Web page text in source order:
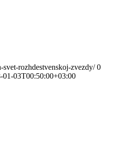
rozhdestvenskoj-zvezdy/ 0
01-03T00:50:00+03:00